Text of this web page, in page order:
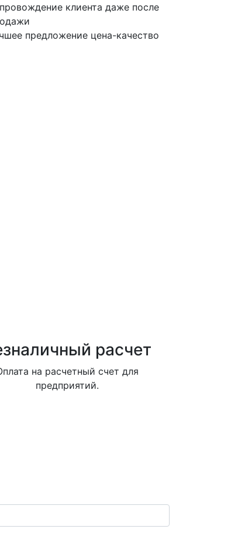
клиента даже после
предложение цена-качество
расчет
на расчетный счет для
предприятий.